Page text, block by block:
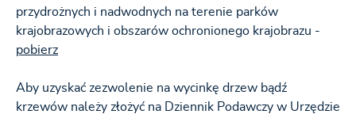
przydrożnych i nadwodnych na terenie parków
krajobrazowych i obszarów ochronionego krajobrazu -
pobierz
Aby uzyskać zezwolenie na wycinkę drzew bądź
krzewów należy złożyć na Dziennik Podawczy w Urzędzie